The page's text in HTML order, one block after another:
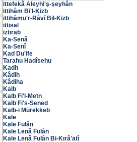
ittefekâ Aleyhi'ş-şeyhân
ittihâm Bi'l-Kizb
ittihâmu'r-Râvî Bil-Kizb
ittisal
iztırab
Ka-Senâ
Ka-Senî
Kad Du'ife
Tarahu Hadîsehu
Kadh
Kâdih
Kâdiha
Kalb
Kalb Fi'l-Metn
Kalb Fi's-Sened
Kalb-i Mürekkeb
Kale
Kale Fulân
Kale Lenâ Fulân
Kale Lenâ Fulân Bi-Kırâ'atî